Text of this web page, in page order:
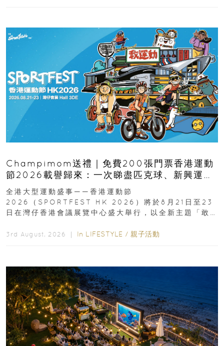
Champimom送禮｜免費200張門票香港運動
節2026載譽歸來：一次睇盡匹克球、新興運
動、街舞比賽＋逾百運動品牌展覽
全港大型運動盛事——香港運動節
2026（SPORTFEST HK 2026）將於8月21日至23
日在灣仔香港會議展覽中心盛大舉行，以全新主題「敢
3rd August, 2026 ｜ In LIFESTYLE / 親子活動